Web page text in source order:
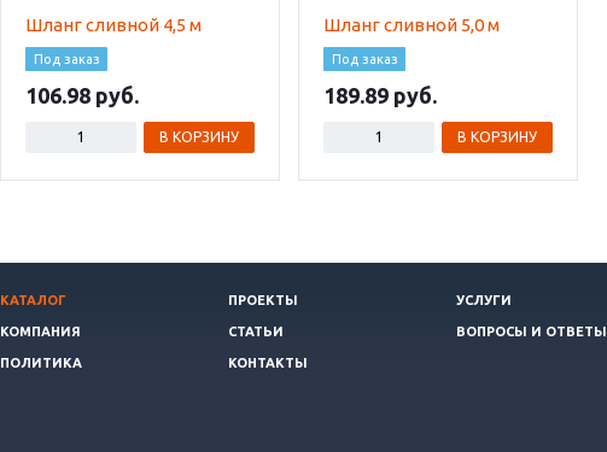
Шланг сливной 4,5 м
Под заказ
106.98
В КОРЗИНУ
Шланг сливной 5,0 м
Под заказ
189.89
В КОРЗИНУ
КАТАЛОГ ПРОЕКТЫ УСЛУГИ
КОМПАНИЯ СТАТЬИ ВОПРОСЫ И ОТВЕТЫ
ПОЛИТИКА КОНТАКТЫ